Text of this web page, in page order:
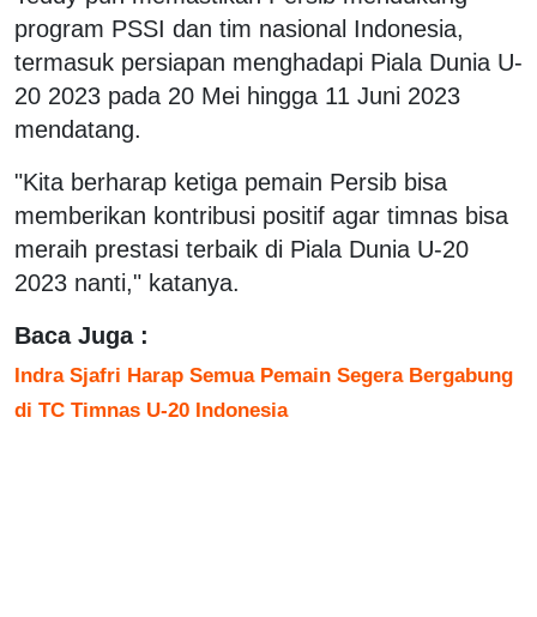
program PSSI dan tim nasional Indonesia,
termasuk persiapan menghadapi Piala Dunia U-
20 2023 pada 20 Mei hingga 11 Juni 2023
mendatang.
"Kita berharap ketiga pemain Persib bisa
memberikan kontribusi positif agar timnas bisa
meraih prestasi terbaik di Piala Dunia U-20
2023 nanti," katanya.
Baca Juga :
Indra Sjafri Harap Semua Pemain Segera Bergabung
di TC Timnas U-20 Indonesia